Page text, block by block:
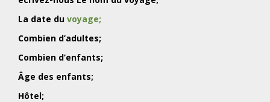
La date du voyage;
Combien d’adultes;
Combien d’enfants;
Âge des enfants;
Hôtel;